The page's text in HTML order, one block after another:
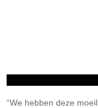
“We hebben deze